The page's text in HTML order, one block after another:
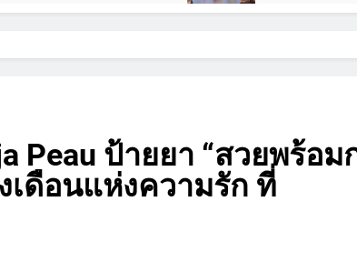
Peau ป้ายยา “สวยพร้อม
เดือนแห่งความรัก ที่